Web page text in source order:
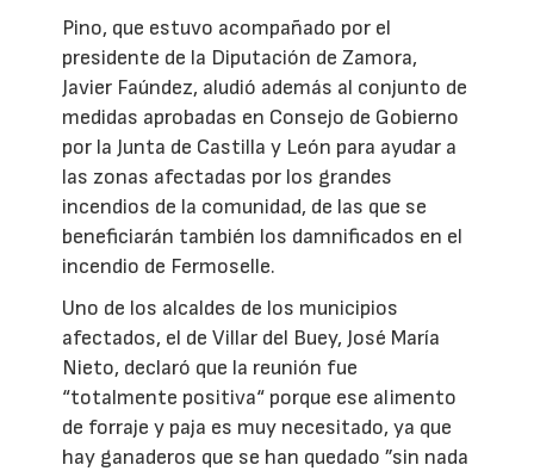
Pino, que estuvo acompañado por el
presidente de la Diputación de Zamora,
Javier Faúndez, aludió además al conjunto de
medidas aprobadas en Consejo de Gobierno
por la Junta de Castilla y León para ayudar a
las zonas afectadas por los grandes
incendios de la comunidad, de las que se
beneficiarán también los damnificados en el
incendio de Fermoselle.
Uno de los alcaldes de los municipios
afectados, el de Villar del Buey, José María
Nieto, declaró que la reunión fue
“totalmente positiva“ porque ese alimento
de forraje y paja es muy necesitado, ya que
hay ganaderos que se han quedado ”sin nada